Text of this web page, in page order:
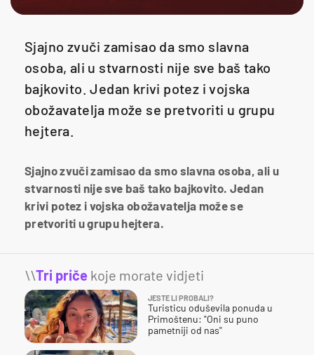
Sjajno zvuči zamisao da smo slavna
osoba, ali u stvarnosti nije sve baš tako
bajkovito. Jedan krivi potez i vojska
obožavatelja može se pretvoriti u grupu
hejtera.
Sjajno zvuči zamisao da smo slavna osoba, ali u
stvarnosti nije sve baš tako bajkovito. Jedan
krivi potez i vojska obožavatelja može se
pretvoriti u grupu hejtera.
\\Tri priče koje morate vidjeti
JESTE LI PROBALI?
Turisticu oduševila ponuda u
Primoštenu: "Oni su puno
pametniji od nas"